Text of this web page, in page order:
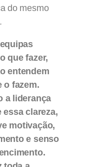
do mesmo
que fazer,
entendem
o fazem.
a liderança
essa clareza,
motivação,
e senso